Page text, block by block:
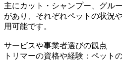
主にカット・シャンプー、グル
があり、それぞれペットの状況
用可能です。
サービスや事業者選びの観点
トリマーの資格や経験：ペット